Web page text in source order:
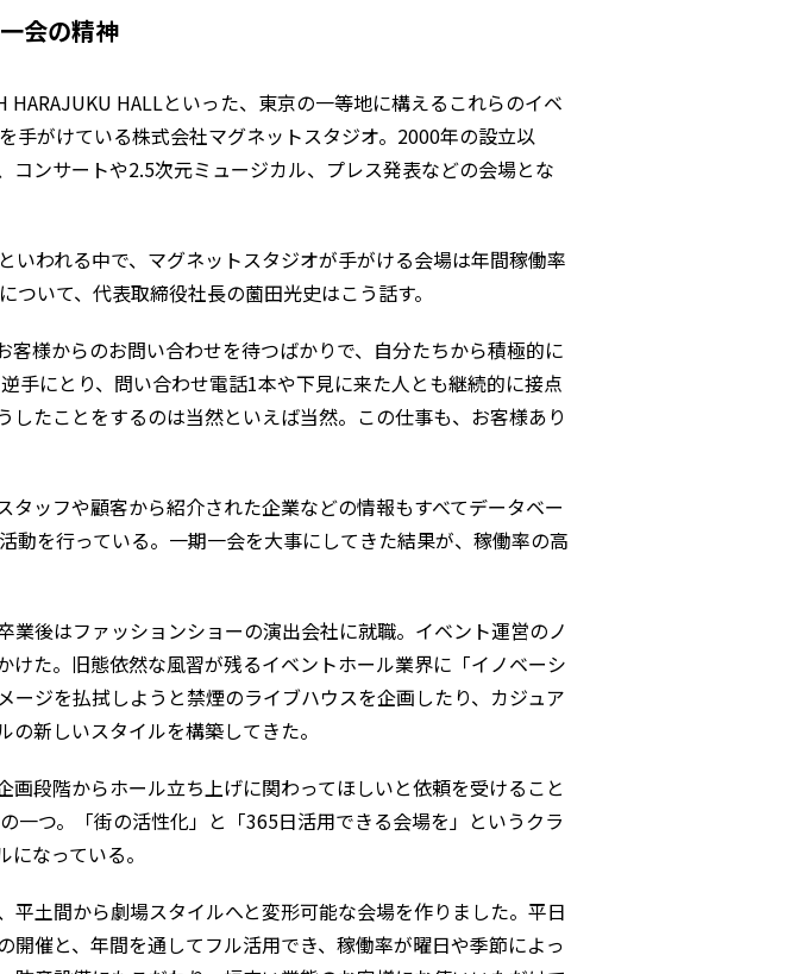
会の精神
HALLといった、東京の一等地に構えるこれらのイベ
手がけている株式会社マグネットスタジオ。2000年の設立以
ンサートや2.5次元ミュージカル、プレス発表などの会場とな
われる中で、マグネットスタジオが手がける会場は年間稼働率
いて、代表取締役社長の薗田光史はこう話す。
客様からのお問い合わせを待つばかりで、自分たちから積極的に
手にとり、問い合わせ電話1本や下見に来た人とも継続的に接点
たことをするのは当然といえば当然。この仕事も、お客様あり
タッフや顧客から紹介された企業などの情報もすべてデータベー
を行っている。一期一会を大事にしてきた結果が、稼働率の高
後はファッションショーの演出会社に就職。イベント運営のノ
た。旧態依然な風習が残るイベントホール業界に「イノベーシ
ジを払拭しようと禁煙のライブハウスを企画したり、カジュア
新しいスタイルを構築してきた。
段階からホール立ち上げに関わってほしいと依頼を受けること
一つ。「街の活性化」と「365日活用できる会場を」というクラ
なっている。
平土間から劇場スタイルへと変形可能な会場を作りました。平日
催と、年間を通してフル活用でき、稼働率が曜日や季節によっ